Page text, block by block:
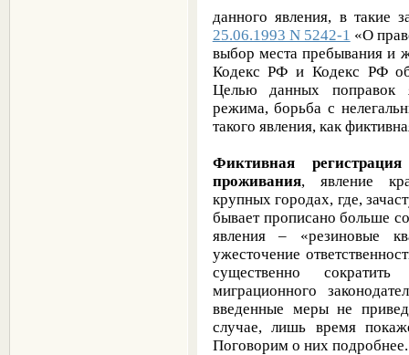
данного явления, в такие
25.06.1993 N 5242-1 «О
выбор места пребывания и
Кодекс РФ и Кодекс РФ об
Целью данных поправок
режима, борьба с
такого явления, как
Фиктивная
проживания, явление
крупных городах, где,
бывает прописано больше
явления – «резиновые
ужесточение
существенно
миграционного
введенные меры не
случае, лишь время
Поговорим о них подробнее.